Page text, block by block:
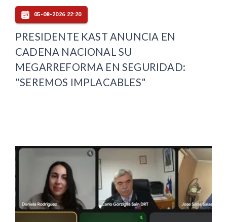
05-08-2026 22:20
PRESIDENTE KAST ANUNCIA EN
CADENA NACIONAL SU
MEGARREFORMA EN SEGURIDAD:
"SEREMOS IMPLACABLES"